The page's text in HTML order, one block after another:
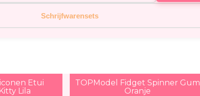
Schrijfwarensets
Etui
Lila
TOPModel Fidget Spinner Gum
Oranje